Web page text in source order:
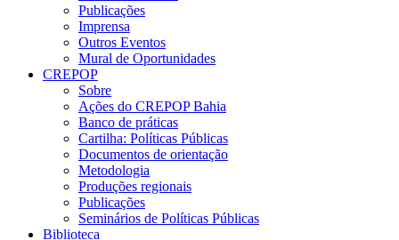
Publicações
Imprensa
Outros Eventos
Mural de Oportunidades
CREPOP
Sobre
Ações do CREPOP Bahia
Banco de práticas
Cartilha: Políticas Públicas
Documentos de orientação
Metodologia
Produções regionais
Publicações
Seminários de Políticas Públicas
Biblioteca